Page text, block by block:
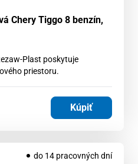
Chery Tiggo 8 benzín,
Plast poskytuje
priestoru.
Kúpiť
do 14 pracovných dní